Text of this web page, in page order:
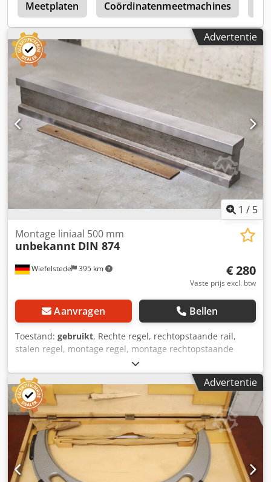
Meetplaten Coördinatenmeetmachines
Advertentie
1 / 5
Wiefelstede 395 km
Montage liniaal 500 mm
unbekannt DIN 874
€ 280
Vaste prijs excl. btw
Aanvragen Bellen
Toestand: gebruikt, Rechte regel, rechtopstaande rail,
stalen regel, montage regel, montage rechtopstaande
regel, rechtopstaande regel -Montageregel: van
profielstaal Crodpjk Hdtqsfx Ahmef -Type: DIN 874 Norm -
Afmetingen: 503/41/H80 mm -Gewicht: 9,4 kg Advertentie